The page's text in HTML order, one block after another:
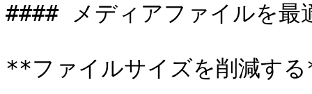
#### メディアファイルを最
**ファイルサイズを削減す